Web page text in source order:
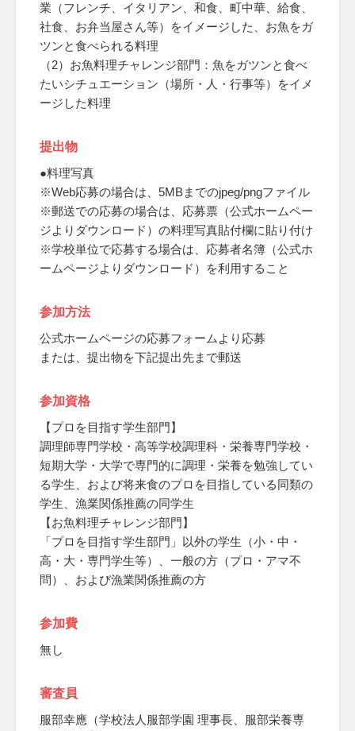
業（フレンチ、イタリアン、和食、町中華、給食、
社食、お弁当屋さん等）をイメージした、お魚をガ
ツンと食べられる料理
（2）お魚料理チャレンジ部門：魚をガツンと食べ
たいシチュエーション（場所・人・行事等）をイメ
ージした料理
提出物
●料理写真
※Web応募の場合は、5MBまでのjpeg/pngファイル
※郵送での応募の場合は、応募票（公式ホームペー
ジよりダウンロード）の料理写真貼付欄に貼り付け
※学校単位で応募する場合は、応募者名簿（公式ホ
ームページよりダウンロード）を利用すること
参加方法
公式ホームページの応募フォームより応募
または、提出物を下記提出先まで郵送
参加資格
【プロを目指す学生部門】
調理師専門学校・高等学校調理科・栄養専門学校・
短期大学・大学で専門的に調理・栄養を勉強してい
る学生、および将来食のプロを目指している同類の
学生、漁業関係推薦の同学生
【お魚料理チャレンジ部門】
「プロを目指す学生部門」以外の学生（小・中・
高・大・専門学生等）、一般の方（プロ・アマ不
問）、および漁業関係推薦の方
参加費
無し
審査員
服部幸應（学校法人服部学園 理事長、服部栄養専